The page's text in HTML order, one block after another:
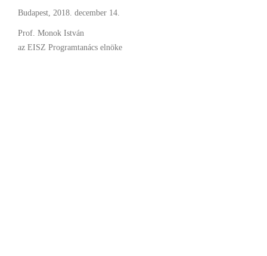
Budapest, 2018. december 14.
Prof. Monok István
az EISZ Programtanács elnöke